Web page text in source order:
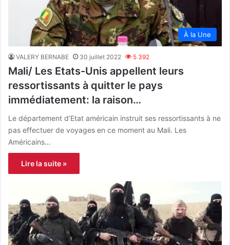
À la Une
VALERY BERNABE 30 juillet 2022 5 392
Mali/ Les Etats-Unis appellent leurs
ressortissants à quitter le pays
immédiatement: la raison…
Le département d’Etat américain instruit ses ressortissants à ne
pas effectuer de voyages en ce moment au Mali. Les
Américains…
Lire la suite »